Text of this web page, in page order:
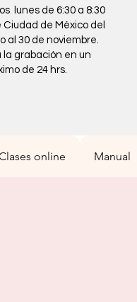
lunes de 6:30 a 8:30
Ciudad de México del
al 30 de noviembre.
la grabación en un
de 24 hrs.
online Manual